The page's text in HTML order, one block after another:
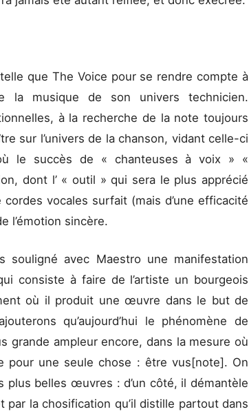
que The Voice pour se rendre compte à
la musique de son univers technicien.
à la recherche de la note toujours
sur l’univers de la chanson, vidant celle-ci
le succès de « chanteuses à voix » «
dont l’ « outil » qui sera le plus apprécié
vocales surfait (mais d’une efficacité
l’émotion sincère.
souligné avec Maestro une manifestation
consiste à faire de l’artiste un bourgeois
où il produit une œuvre dans le but de
qu’aujourd’hui le phénomène de
grande ampleur encore, dans la mesure où
pour une seule chose : être vus[note]. On
plus belles œuvres : d’un côté, il démantèle
la chosification qu’il distille partout dans